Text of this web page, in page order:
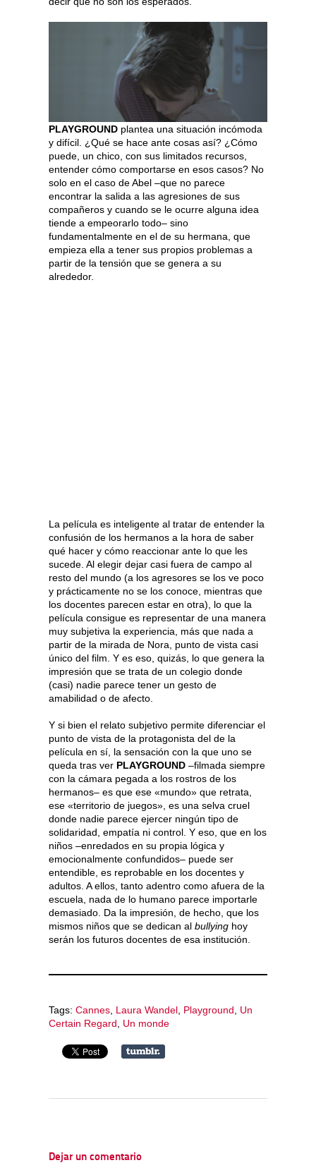
PLAYGROUND plantea una situación incómoda
y difícil. ¿Qué se hace ante cosas así? ¿Cómo
puede, un chico, con sus limitados recursos,
entender cómo comportarse en esos casos? No
solo en el caso de Abel –que no parece
encontrar la salida a las agresiones de sus
compañeros y cuando se le ocurre alguna idea
tiende a empeorarlo todo– sino
fundamentalmente en el de su hermana, que
empieza ella a tener sus propios problemas a
partir de la tensión que se genera a su
alrededor.
La película es inteligente al tratar de entender la
confusión de los hermanos a la hora de saber
qué hacer y cómo reaccionar ante lo que les
sucede. Al elegir dejar casi fuera de campo al
resto del mundo (a los agresores se los ve poco
y prácticamente no se los conoce, mientras que
los docentes parecen estar en otra), lo que la
película consigue es representar de una manera
muy subjetiva la experiencia, más que nada a
partir de la mirada de Nora, punto de vista casi
único del film. Y es eso, quizás, lo que genera la
impresión que se trata de un colegio donde
(casi) nadie parece tener un gesto de
amabilidad o de afecto.
Y si bien el relato subjetivo permite diferenciar el
punto de vista de la protagonista del de la
película en sí, la sensación con la que uno se
queda tras ver PLAYGROUND –filmada siempre
con la cámara pegada a los rostros de los
hermanos– es que ese «mundo» que retrata,
ese «territorio de juegos», es una selva cruel
donde nadie parece ejercer ningún tipo de
solidaridad, empatía ni control. Y eso, que en los
niños –enredados en su propia lógica y
emocionalmente confundidos– puede ser
entendible, es reprobable en los docentes y
adultos. A ellos, tanto adentro como afuera de la
escuela, nada de lo humano parece importarle
demasiado. Da la impresión, de hecho, que los
mismos niños que se dedican al bullying hoy
serán los futuros docentes de esa institución.
Tags: Cannes Laura Wandel Playground
Un
Certain Regard
Un monde
Dejar un comentario